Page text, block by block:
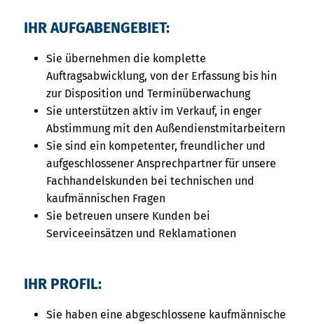
IHR AUFGABENGEBIET:
Sie übernehmen die komplette
Auftragsabwicklung, von der Erfassung bis hin
zur Disposition und Terminüberwachung
Sie unterstützen aktiv im Verkauf, in enger
Abstimmung mit den Außendienstmitarbeitern
Sie sind ein kompetenter, freundlicher und
aufgeschlossener Ansprechpartner für unsere
Fachhandelskunden bei technischen und
kaufmännischen Fragen
Sie betreuen unsere Kunden bei
Serviceeinsätzen und Reklamationen
IHR PROFIL:
Sie haben eine abgeschlossene kaufmännische